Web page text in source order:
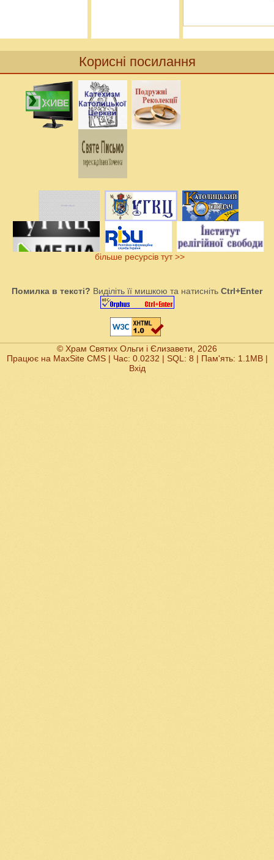
Корисні посилання
більше ресурсів тут >>
Помилка в тексті? Виділіть її мишкою та натисніть Ctrl+Enter
© Храм Святих Ольги і Єлизавети, 2026
Працює на MaxSite CMS| Час: 0.0232 | SQL: 8 | Пам'ять: 1.1MB|
Вхід